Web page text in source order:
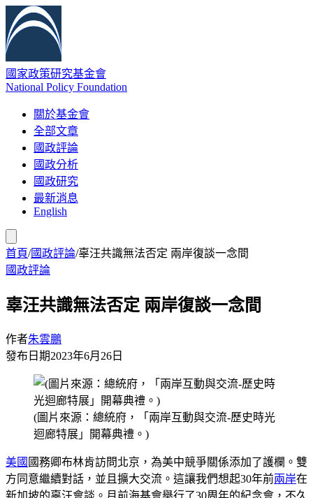
國家政策研究基金會
National Policy Foundation
關於基金會
全部文章
國政評論
國政分析
國政研究
最新消息
English
首頁/國政評論/辜汪共識無法否定 兩岸復談一念間
國政評論
辜汪共識無法否定 兩岸復談一念間
作者朱雲鵬
發布日期2023年6月26日
(圖片來源：總統府，「兩岸互動與交流-歷史時光
迴廊特展」開幕典禮。)
美國 國務卿布林肯訪問北京，為美中競爭關係添加了護欄。雙
方同意繼續對話，並且擴大交流。這讓我們想起30年前兩岸在
新加坡的辜汪會談。月前海基會舉行了30周年的紀念會，不久